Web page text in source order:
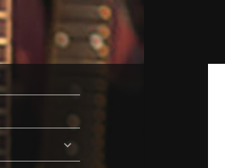
untermenü
öffnen